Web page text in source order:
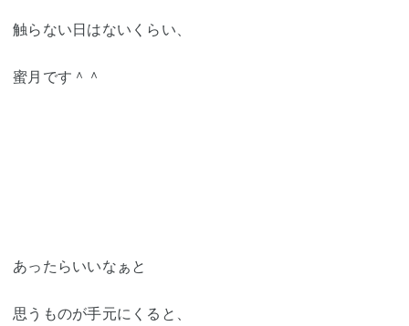
触らない日はないくらい、
蜜月です＾＾
あったらいいなぁと
思うものが手元にくると、